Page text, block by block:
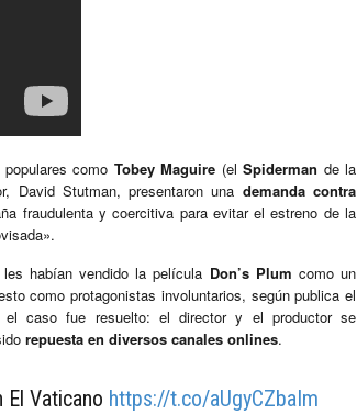
como Tobey Maguire (elSpiderman de la
David Stutman, presentaron una demanda contra
fraudulenta y coercitiva para evitar el estreno de la
habían vendido la película Don’s Plum como un
como protagonistas involuntarios, según publica el
el caso fue resuelto: el director y el productor se
repuesta en diversos canales onlines.
El Vaticano https://t.co/aUgyCZbaIm